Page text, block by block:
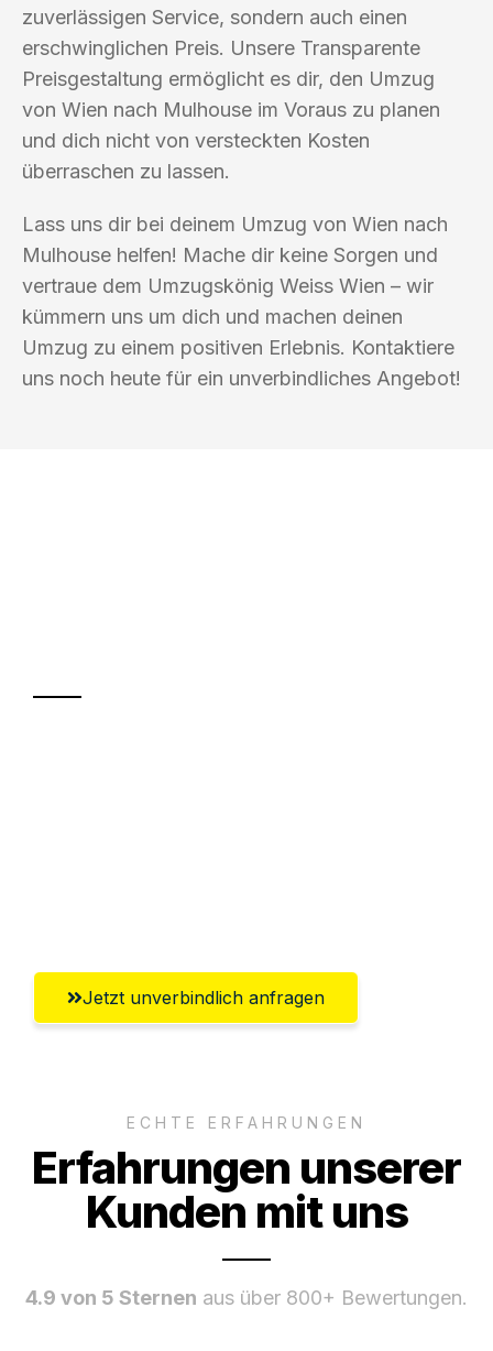
zuverlässigen Service, sondern auch einen
erschwinglichen Preis. Unsere Transparente
Preisgestaltung ermöglicht es dir, den Umzug
von Wien nach Mulhouse im Voraus zu planen
und dich nicht von versteckten Kosten
überraschen zu lassen.
Lass uns dir bei deinem Umzug von Wien nach
Mulhouse helfen! Mache dir keine Sorgen und
vertraue dem Umzugskönig Weiss Wien – wir
kümmern uns um dich und machen deinen
Umzug zu einem positiven Erlebnis. Kontaktiere
uns noch heute für ein unverbindliches Angebot!
Jetzt unverbindlich anfragen
ECHTE ERFAHRUNGEN
Erfahrungen unserer
Kunden mit uns
4.9 von 5 Sternen aus über 800+ Bewertungen.